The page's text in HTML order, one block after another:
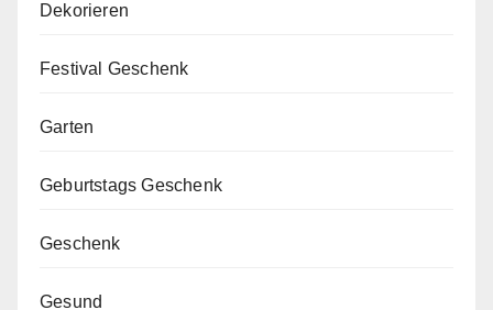
Dekorieren
Festival Geschenk
Garten
Geburtstags Geschenk
Geschenk
Gesund